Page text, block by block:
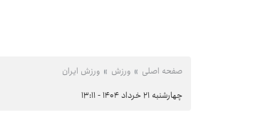
صفحه اصلی ورزش ورزش ایران
چهارشنبه ۲۱ خرداد ۱۴۰۴ - ۱۳:۱۱